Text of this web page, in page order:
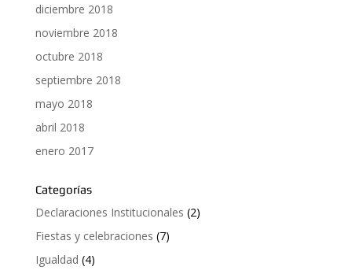
diciembre 2018
noviembre 2018
octubre 2018
septiembre 2018
mayo 2018
abril 2018
enero 2017
Categorías
Declaraciones Institucionales (2)
Fiestas y celebraciones (7)
Igualdad (4)